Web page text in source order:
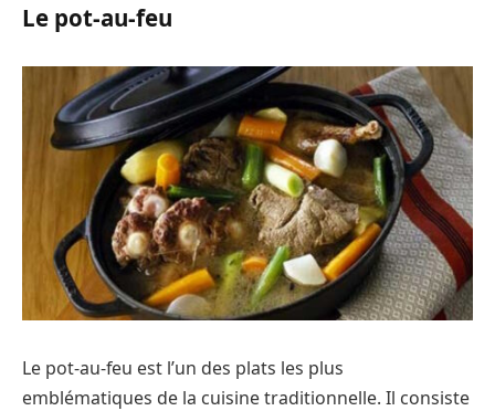
Le pot-au-feu
Le pot-au-feu est l’un des plats les plus
emblématiques de la cuisine traditionnelle. Il consiste